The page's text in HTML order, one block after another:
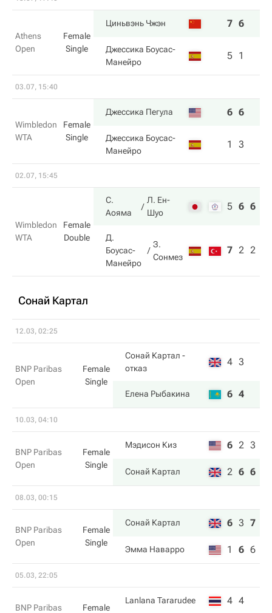
Athens
Open
Female
Single
Циньвэнь Чжэн 7 6
Джессика Боусас-
Манейро
5 1
03.07, 15:40
Wimbledon
WTA
Female
Single
Джессика Пегула 6 6
Джессика Боусас-
Манейро
1 3
02.07, 15:45
Wimbledon
WTA
Female
Double
С.
Аояма
Л. Ен-
Шуо
5 6 6
Д.
Боусас-
Манейро
З.
Сонмез
7 2 2
Сонай Картал
12.03, 02:25
BNP Paribas
Open
Female
Single
Сонай Картал -
отказ
4 3
Елена Рыбакина 6 4
10.03, 04:10
BNP Paribas
Open
Female
Single
Мэдисон Киз 6 2 3
Сонай Картал 2 6 6
08.03, 00:15
BNP Paribas
Open
Female
Single
Сонай Картал 6 3 7
Эмма Наварро 1 6 6
05.03, 22:05
BNP Paribas
Female
Lanlana Tararudee 4 4